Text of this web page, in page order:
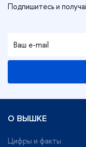
О ВЫШКЕ
Цифры и факты